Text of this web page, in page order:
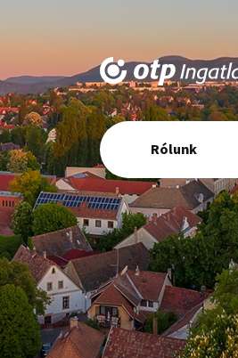
Elsődleges
navigáció
Rólunk